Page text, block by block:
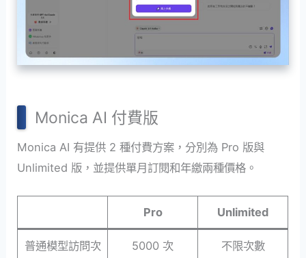
Monica AI 付費版
Monica AI 有提供 2 種付費方案，分別為 Pro 版與
Unlimited 版，並提供單月訂閱和年繳兩種價格。
Pro Unlimited
普通模型訪問次
5000 次 不限次數